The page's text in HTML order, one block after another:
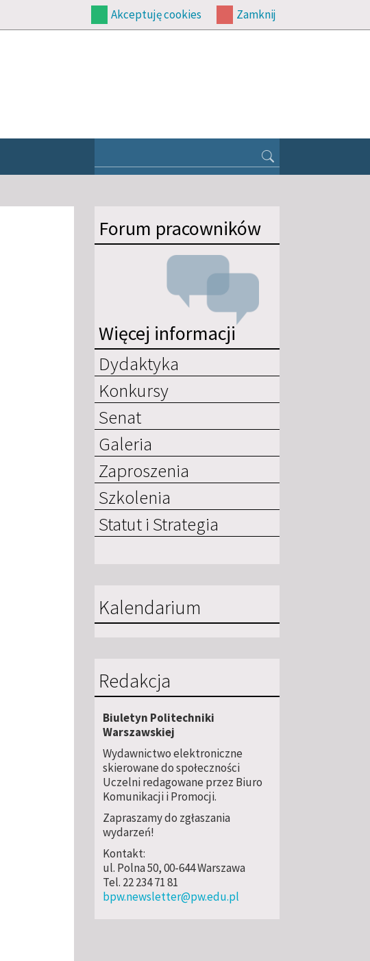
Akceptuję cookies Zamknij
Forum pracowników
Więcej informacji
Dydaktyka
Konkursy
Senat
Galeria
Zaproszenia
Szkolenia
Statut i Strategia
Kalendarium
Redakcja
Biuletyn Politechniki
Warszawskiej
Wydawnictwo elektroniczne
skierowane do społeczności
Uczelni redagowane przez Biuro
Komunikacji i Promocji.
Zapraszamy do zgłaszania
wydarzeń!
Kontakt:
ul. Polna 50, 00-644 Warszawa
Tel. 22 234 71 81
bpw.newsletter@pw.edu.pl